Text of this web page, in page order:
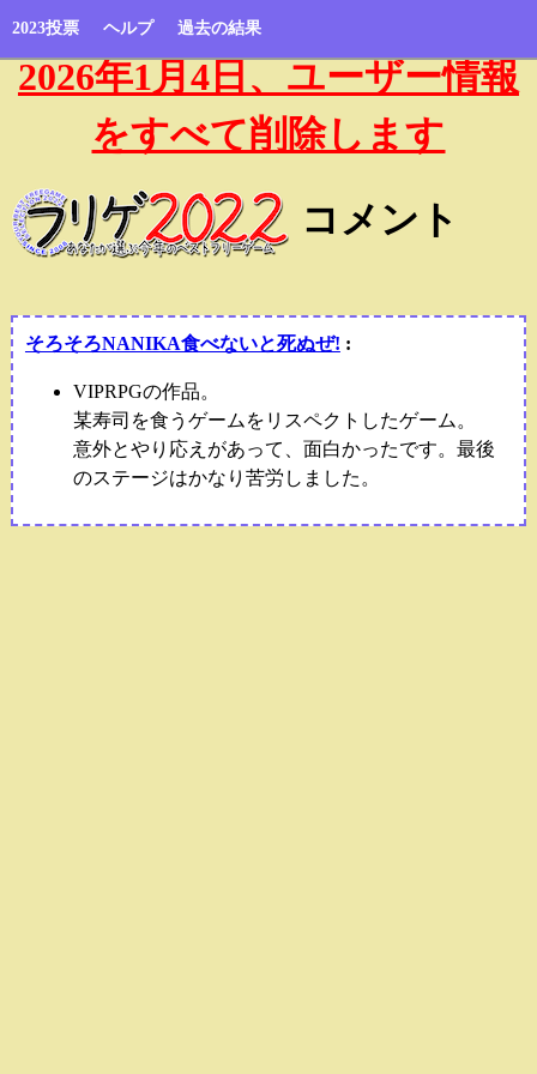
2023投票 ヘルプ 過去の結果
2026年1月4日、ユーザー情報
をすべて削除します
コメント
そろそろNANIKA食べないと死ぬぜ! :
VIPRPGの作品。
某寿司を食うゲームをリスペクトしたゲーム。
意外とやり応えがあって、面白かったです。最後
のステージはかなり苦労しました。